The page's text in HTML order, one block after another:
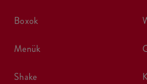
boxok
menük
shake